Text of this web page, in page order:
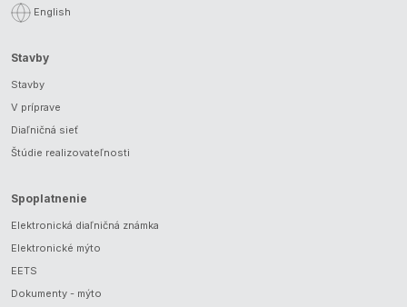
English
Stavby
Stavby
V príprave
Diaľničná sieť
Štúdie realizovateľnosti
Spoplatnenie
Elektronická diaľničná známka
Elektronické mýto
EETS
Dokumenty - mýto